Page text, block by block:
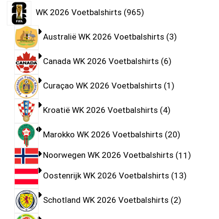
WK 2026 Voetbalshirts 965
Australië WK 2026 Voetbalshirts 3
Canada WK 2026 Voetbalshirts 6
Curaçao WK 2026 Voetbalshirts 1
Kroatië WK 2026 Voetbalshirts 4
Marokko WK 2026 Voetbalshirts 20
Noorwegen WK 2026 Voetbalshirts 11
Oostenrijk WK 2026 Voetbalshirts 13
Schotland WK 2026 Voetbalshirts 2